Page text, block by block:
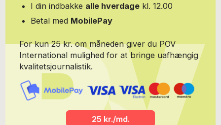
I din indbakke alle hverdage kl. 12.00
Betal med MobilePay
For kun 25 kr. om måneden giver du POV
International mulighed for at bringe uafhængig
kvalitetsjournalistik.
25 kr./md.